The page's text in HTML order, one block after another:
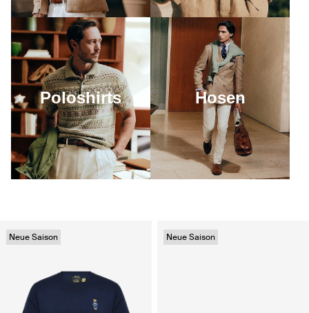
Neue Saison Neue Saison
Poloshirts Hosen